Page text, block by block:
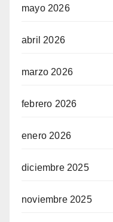
mayo 2026
abril 2026
marzo 2026
febrero 2026
enero 2026
diciembre 2025
noviembre 2025